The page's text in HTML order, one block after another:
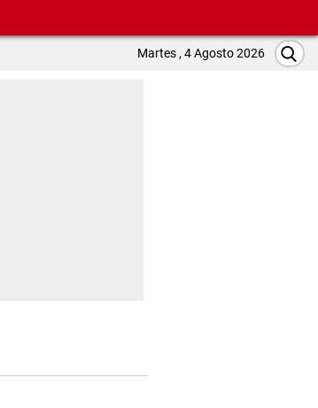
Martes , 4 Agosto 2026